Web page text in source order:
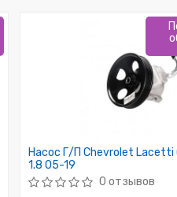
Насос Г/П Chevrolet Lacetti
1.8 05-19
0 отзывов